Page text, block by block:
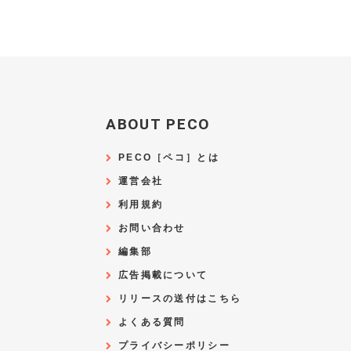
ABOUT PECO
PECO［ペコ］とは
運営会社
利用規約
お問い合わせ
編集部
広告掲載について
リリースの送付はこちら
よくある質問
プライバシーポリシー